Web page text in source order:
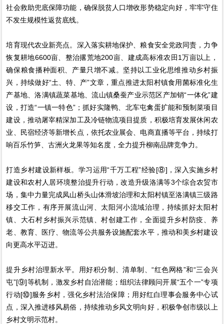
社会救助兜底保障功能，确保脱贫人口增收形势稳定向好，牢牢守住
不发生规模性返贫底线。
培育现代农业新亮点。深入落实耕地保护、粮食安全党政同责，力争
恢复耕地6600亩、整治撂荒地200亩、建成高标准农田1万亩以上，
确保粮食播种面积、产量只增不减。坚持以工业化思维推动乡村振
兴，持续做好“土、特、产”文章，重点推进太阳村镇食用菌标准化生
产基地、洛满镇蔬菜基地、流山镇桑蚕产业示范区产加销“一体化”建
设，打造“一镇一特色”；抓好实隆鸭、北车屯禽蛋扩能和预制菜项目
建设，推动屠宰精深加工及冷链物流项目提质，积极培育发展休闲农
业、民宿经济等新增长点，依托农业展会、电商直播等平台，持续打
响百乐竹笋、古洲火龙果等知名度，全力提升柳南品牌竞争力。
打造乡村建设新样板。学习运用“千万工程”经验[⑧]，深入实施乡村
建设和农村人居环境整治提升行动，改造升级洛满等3个综合农贸市
场，集中力量完成凤山桥头山体滑坡治理和太阳村镇至洛满镇三级路
移交工作，有序开展流山河、太阳河小流域治理，持续抓好太阳村
镇、大石村乡村振兴示范镇、村创建工作，全面提升乡村防疫、养
老、教育、医疗、物流等公共服务设施配套水平，推动和美乡村建设
向更高水平迈进。
提升乡村治理新水平。用好积分制、清单制、“红色网格”和“三会兴
屯”[⑨]等机制，激发乡村自治潜能；组织法律顾问开展“五个一”专项
行动[⑩]服务乡村，强化乡村法治保障；用好红白理事会服务中心试
点，深入推进移风易俗，持续推动乡风文明向好，积极争创市级以上
乡村文明示范村。